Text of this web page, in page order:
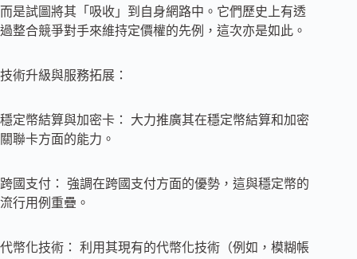
而是試圖將其「吸收」到自身網路中。它們歷史上有透
過整合競爭對手來維持定價權的先例，這次亦是如此。
技術升級與服務拓展：
穩定幣結算與加密卡： 大力推廣其在穩定幣結算和加密
關聯卡方面的能力。
跨國支付： 強調在跨國支付方面的優勢，這與穩定幣的
流行用例重疊。
代幣化技術： 利用其現有的代幣化技術（例如，模糊帳